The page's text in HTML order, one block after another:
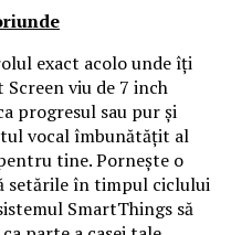
exact acolo unde îți
viu de 7 inch
progresul sau pur și
vocal îmbunătățit al
tine. Pornește o
setările în timpul ciclului
SmartThings să